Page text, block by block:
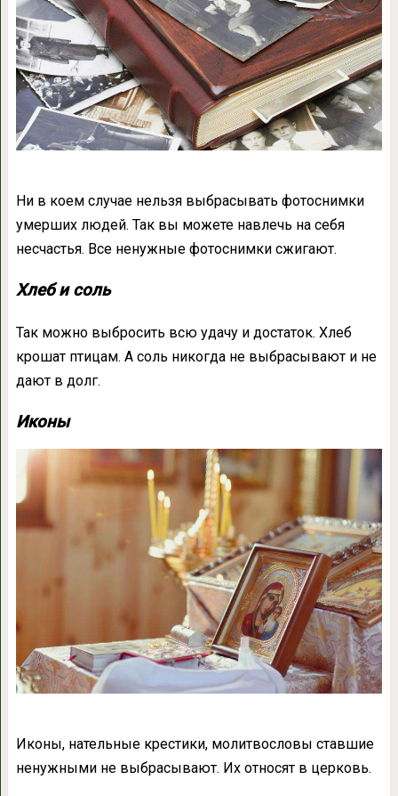
Ни в коем случае нельзя выбрасывать фотоснимки
умерших людей. Так вы можете навлечь на себя
несчастья. Все ненужные фотоснимки сжигают.
Хлеб и соль
Так можно выбросить всю удачу и достаток. Хлеб
крошат птицам. А соль никогда не выбрасывают и не
дают в долг.
Иконы
Иконы, нательные крестики, молитвословы ставшие
ненужными не выбрасывают. Их относят в церковь.